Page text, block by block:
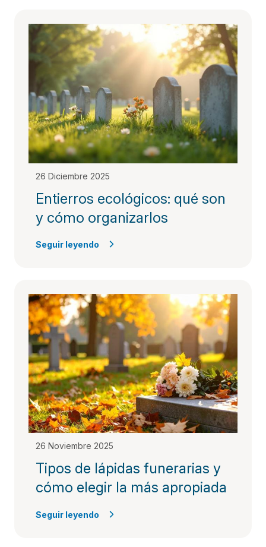
26 Diciembre 2025
Entierros ecológicos: qué son
y cómo organizarlos
Seguir leyendo
26 Noviembre 2025
Tipos de lápidas funerarias y
cómo elegir la más apropiada
Seguir leyendo